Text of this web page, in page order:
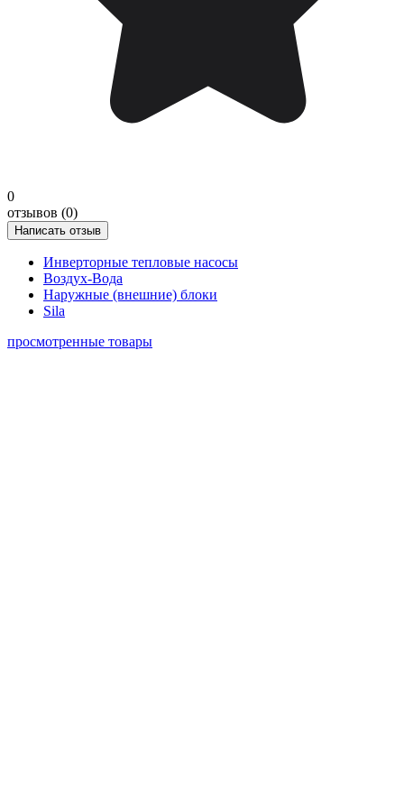
0
отзывов (0)
Написать отзыв
Инверторные тепловые насосы
Воздух-Вода
Наружные (внешние) блоки
Sila
просмотренные товары